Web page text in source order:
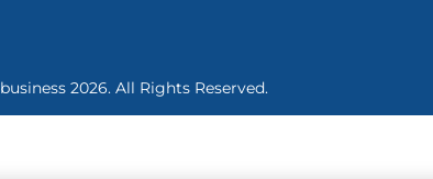
business 2026. All Rights Reserved.